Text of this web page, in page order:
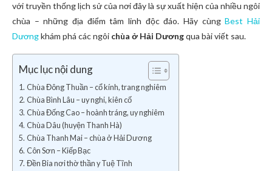
với truyền thống lịch sử của nơi đây là sự xuất hiện của nhiều ngôi
chùa – những địa điểm tâm linh độc đáo. Hãy cùngBest Hải
Dươngkhám phá các ngôi chùa ở Hải Dươngqua bài viết sau.
Mục lục nội dung
Chùa Đông Thuần – cổ kính, trang nghiêm
Chùa Bình Lâu – uy nghi, kiên cố
Chùa Đống Cao – hoành tráng, uy nghiêm
Chùa Dâu (huyện Thanh Hà)
Chùa Thanh Mai – chùa ở Hải Dương
Côn Sơn – Kiếp Bạc
Đền Bia nơi thờ thần y Tuệ Tĩnh